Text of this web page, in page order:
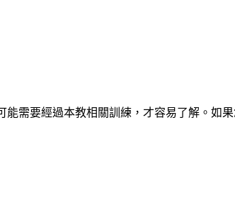
需要經過本教相關訓練，才容易了解。如